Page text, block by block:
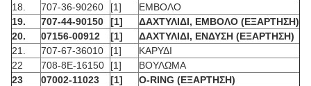
18.
707-36-90260 [1]
ΕΜΒΟΛΟ
19.
707-44-90150 [1]
ΔΑΧΤΥΛΙΔΙ, ΕΜΒΟΛΟ (ΕΞΑΡΤΗΣΗ)
20.
07156-00912 [1]
ΔΑΧΤΥΛΙΔΙ, ΕΝΔΥΣΗ (ΕΞΑΡΤΗΣΗ)
21.
707-67-36010 [1]
ΚΑΡΥΔΙ
22
708-8E-16150 [1]
ΒΟΥΛΩΜΑ
23
07002-11023 [1]
O-RING (ΕΞΑΡΤΗΣΗ)